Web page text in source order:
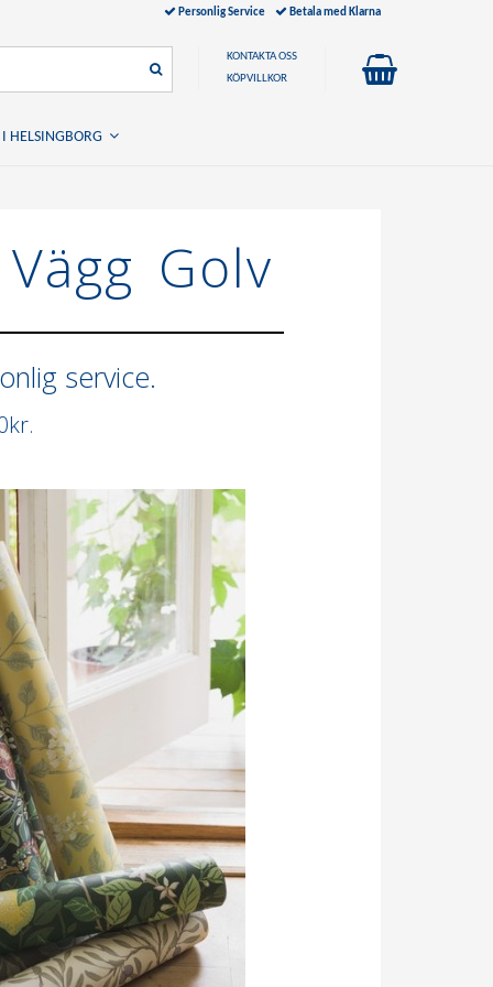
Golv
service.
Personlig Service Betala med Klarna
KONTAKTA OSS
KÖPVILLKOR
HELSINGBORG